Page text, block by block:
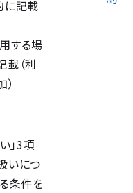
に記載
する場
（利
」3項
いにつ
条件を